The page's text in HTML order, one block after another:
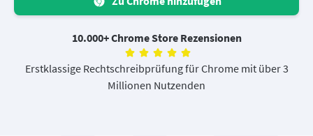
10.000+ Chrome Store Rezensionen
Erstklassige Rechtschreibprüfung für Chrome mit über 3
Millionen Nutzenden